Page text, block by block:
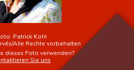
Antworten
Patrick Kohl
Alle Rechte vorbehalten
dieses Foto verwenden?
Sie uns